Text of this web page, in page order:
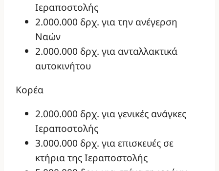
Ιεραποστολής
2.000.000 δρχ. για την ανέγερση
Ναών
2.000.000 δρχ. για ανταλλακτικά
αυτοκινήτου
Κορέα
2.000.000 δρχ. για γενικές ανάγκες
Ιεραποστολής
3.000.000 δρχ. για επισκευές σε
κτήρια της Ιεραποστολής